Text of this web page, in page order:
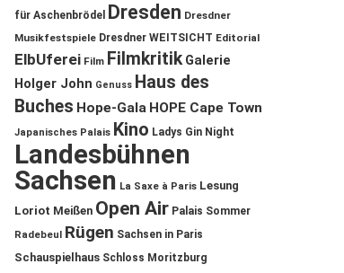
für Aschenbrödel
Dresden Dresdner
Musikfestspiele Dresdner WEITSICHT Editorial
ElbUferei Film Filmkritik Galerie
Holger John Genuss Haus des
Buches Hope-Gala HOPE Cape Town
Japanisches Palais Kino Ladys Gin Night
Landesbühnen
Sachsen La Saxe à Paris Lesung
Loriot Meißen Open Air Palais Sommer
Radebeul Rügen Sachsen in Paris
Schauspielhaus Schloss Moritzburg